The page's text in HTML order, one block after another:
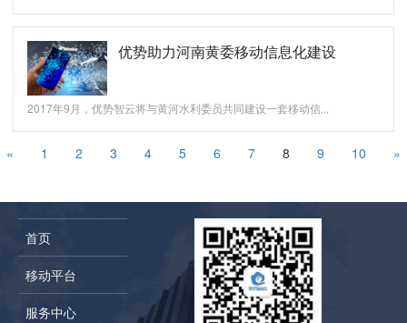
优势助力河南黄委移动信息化建设
2017年9月，优势智云将与黄河水利委员共同建设一套移动信...
« 1 2 3 4 5 6 7 8 9 10 »
首页
移动平台
服务中心